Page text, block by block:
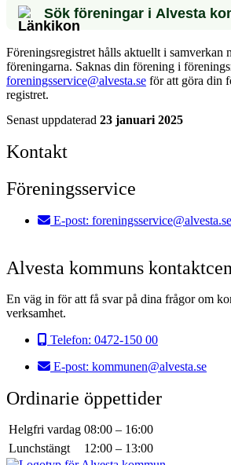
Sök föreningar i Alvesta
Föreningsregistret hålls aktuellt i samverkan
föreningarna. Saknas din förening i
foreningsservice@alvesta.se för att göra din
registret.
Senast uppdaterad 23 januari 2025
Kontakt
Föreningsservice
E-post: foreningsservice@alvesta.se
Alvesta kommuns
En väg in för att få svar på dina frågor om
verksamhet.
Telefon: 0472-150 00
E-post: kommunen@alvesta.se
Ordinarie öppettider
Helgfri vardag 08:00 – 16:00
Lunchstängt
12:00 – 13:00